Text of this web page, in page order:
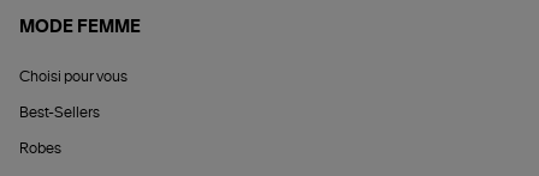
MODE FEMME
Choisi pour vous
Best-Sellers
Robes